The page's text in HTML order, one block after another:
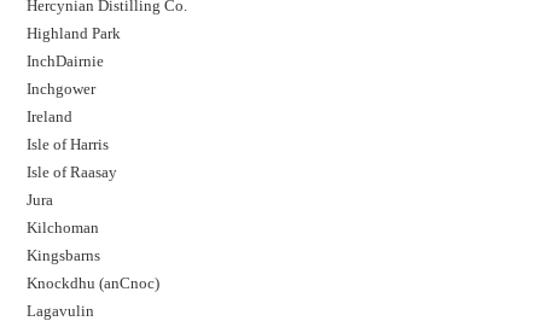
Hercynian Distilling Co.
Highland Park
InchDairnie
Inchgower
Ireland
Isle of Harris
Isle of Raasay
Jura
Kilchoman
Kingsbarns
Knockdhu (anCnoc)
Lagavulin